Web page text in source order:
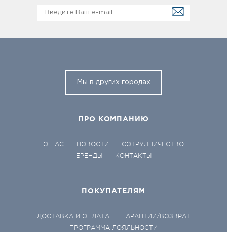
Мы в других городах
ПРО КОМПАНИЮ
О НАС НОВОСТИ
СОТРУДНИЧЕСТВО
БРЕНДЫ
КОНТАКТЫ
ПОКУПАТЕЛЯМ
ДОСТАВКА И ОПЛАТА
ГАРАНТИИ/ВОЗВРАТ
ПРОГРАММА ЛОЯЛЬНОСТИ